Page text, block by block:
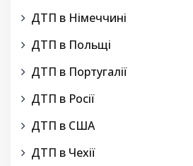
ДТП в Німеччині
ДТП в Польщі
ДТП в Португалії
ДТП в Росії
ДТП в США
ДТП в Чехії